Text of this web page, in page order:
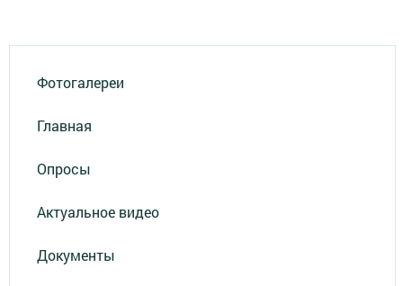
Фотогалереи
Главная
Опросы
Актуальное видео
Документы